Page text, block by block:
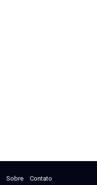
Sobre Contato